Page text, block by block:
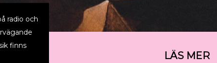
radio och
finns